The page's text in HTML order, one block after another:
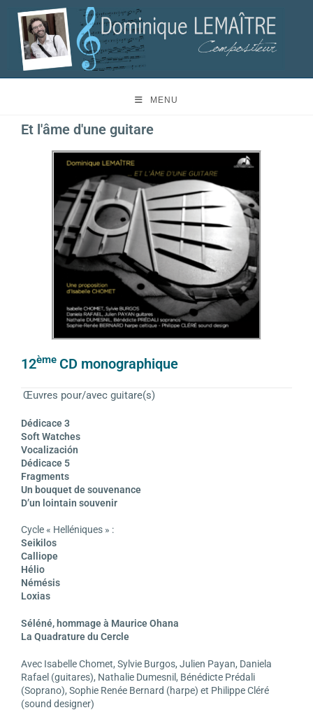
MENU
Et l'âme d'une guitare
12ème CD monographique
Œuvres pour/avec guitare(s)
Dédicace 3
Soft Watches
Vocalización
Dédicace 5
Fragments
Un bouquet de souvenance
D’un lointain souvenir
Cycle « Helléniques » :
Seikilos
Calliope
Hélio
Némésis
Loxias
Séléné, hommage à Maurice Ohana
La Quadrature du Cercle
Avec Isabelle Chomet, Sylvie Burgos, Julien Payan, Daniela
Rafael (guitares), Nathalie Dumesnil, Bénédicte Prédali
(Soprano), Sophie Renée Bernard (harpe) et Philippe Cléré
(sound designer)